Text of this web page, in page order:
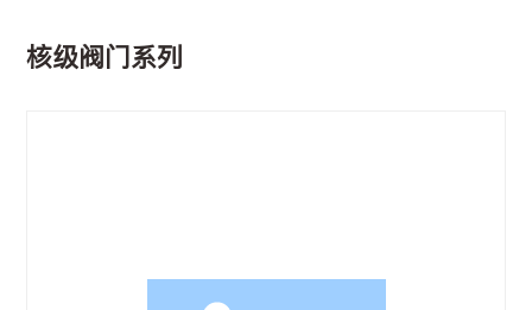
核级阀门系列